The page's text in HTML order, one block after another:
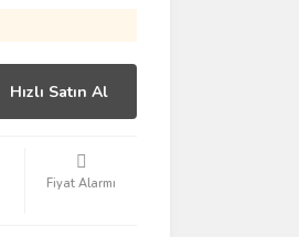
Hızlı Satın Al
Fiyat Alarmı